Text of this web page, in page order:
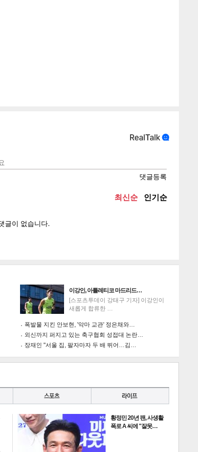
인쇄 목록
이강인, 아틀레티코 마드리드…
[스포츠투데이 강태구 기자] 이강인이
새롭게 합류한 …
폭발물 지킨 안보현, '악마 교관' 정은채와…
외신까지 퍼지고 있는 축구협회 성접대 논란…
장재인 "서울 집, 팔자마자 두 배 뛰어…김…
황정민 20년 팬, 사생활
폭로 A 씨에 "잘못…